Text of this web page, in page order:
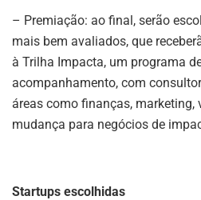
– Premiação: ao final, serão
mais bem avaliados, que
à Trilha Impacta, um programa
acompanhamento, com
áreas como finanças, marketing,
mudança para negócios de
Startups escolhidas